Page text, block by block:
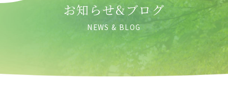
お知らせ&ブログ
NEWS & BLOG